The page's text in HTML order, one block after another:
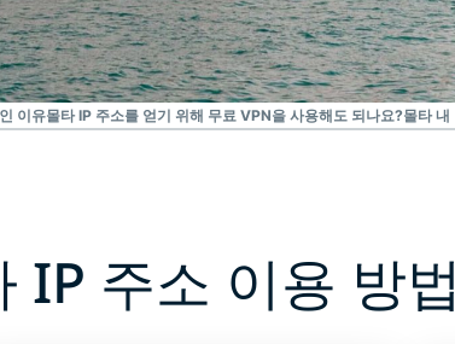
이유몰타 IP 주소를 얻기 위해 무료 VPN을 사용해도 되나요?몰타 내
IP 주소 이용 방